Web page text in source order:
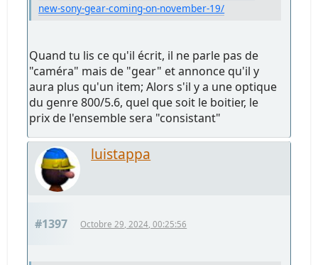
new-sony-gear-coming-on-november-19/
Quand tu lis ce qu'il écrit, il ne parle pas de
"caméra" mais de "gear" et annonce qu'il y
aura plus qu'un item; Alors s'il y a une optique
du genre 800/5.6, quel que soit le boitier, le
prix de l'ensemble sera "consistant"
luistappa
#1397 Octobre 29, 2024, 00:25:56